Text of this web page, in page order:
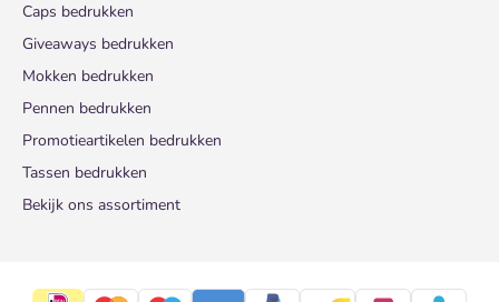
Caps bedrukken
Giveaways bedrukken
Mokken bedrukken
Pennen bedrukken
Promotieartikelen bedrukken
Tassen bedrukken
Bekijk ons assortiment